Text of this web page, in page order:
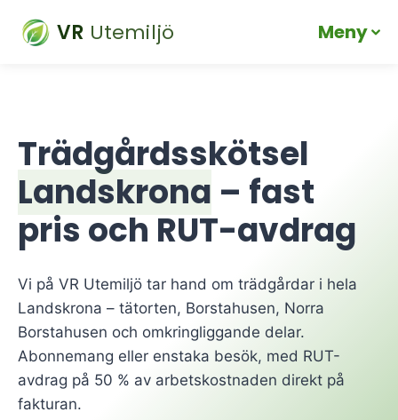
VR Utemiljö Meny
Trädgårdsskötsel
Landskrona – fast
pris och RUT-avdrag
Vi på VR Utemiljö tar hand om trädgårdar i hela
Landskrona – tätorten, Borstahusen, Norra
Borstahusen och omkringliggande delar.
Abonnemang eller enstaka besök, med RUT-
avdrag på 50 % av arbetskostnaden direkt på
fakturan.